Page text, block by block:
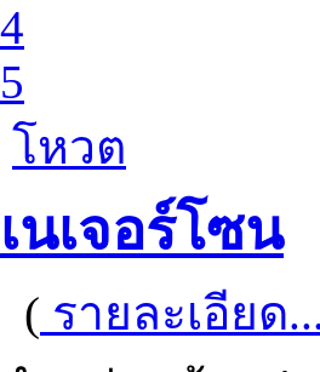
4
5
โหวต
เนเจอร์โซน
( รายละเอียด